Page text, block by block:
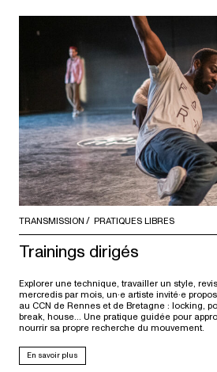
TRANSMISSION PRATIQUES LIBRES
Trainings dirigés
Explorer une technique, travailler un style,
mercredis par mois, un·e artiste invité·e
au CCN de Rennes et de Bretagne : locking,
break, house… Une pratique guidée pour
nourrir sa propre recherche du mouvement.
En savoir plus